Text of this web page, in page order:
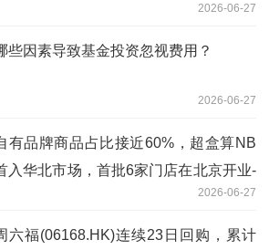
2026-06-27
些因素导致基金投资忽视费用？
2026-06-27
有品牌商品占比接近60%，超盒算NB
入华北市场，首批6家门店在北京开业-
2026-06-27
六福(06168.HK)连续23日回购，累计